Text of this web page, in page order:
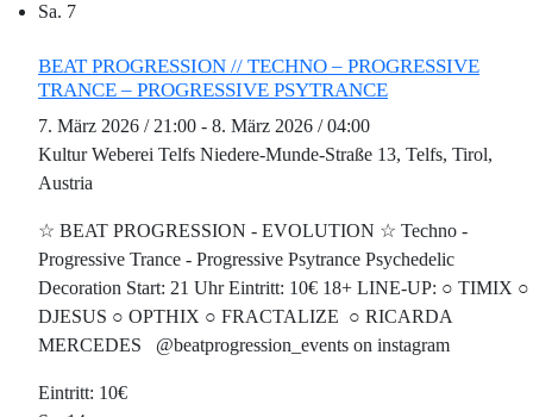
Sa. 7
BEAT PROGRESSION // TECHNO – PROGRESSIVE
TRANCE – PROGRESSIVE PSYTRANCE
7. März 2026 / 21:00 - 8. März 2026 / 04:00
Kultur Weberei Telfs Niedere-Munde-Straße 13, Telfs, Tirol,
Austria
☆ BEAT PROGRESSION - EVOLUTION ☆ Techno -
Progressive Trance - Progressive Psytrance Psychedelic
Decoration Start: 21 Uhr Eintritt: 10€ 18+ LINE-UP: ○ TIMIX ○
DJESUS ○ OPTHІХ ○ FRACTALIZE ○ RICARDA
MERCEDES @beatprogression_events on instagram
10€